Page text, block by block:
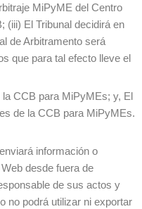
MiPyME del Centro
(iii) El Tribunal decidirá en
de Arbitramento será
que para tal efecto lleve el
CCB para MiPyMEs; y, El
de la CCB para MiPyMEs.
información o
desde fuera de
de sus actos y
no podrá utilizar ni exportar